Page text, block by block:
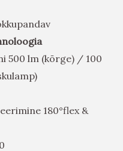
500 lm (kõrge) / 100
180°flex &